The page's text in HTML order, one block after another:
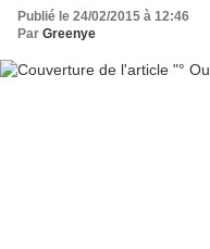
Publié le 24/02/2015 à 12:46
Par Greenye